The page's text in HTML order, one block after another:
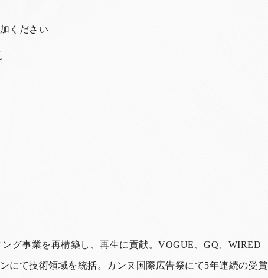
ください
グ事業を再構築し、再生に貢献。VOGUE、GQ、WIRED
にて技術領域を統括。カンヌ国際広告祭にて5年連続の受賞